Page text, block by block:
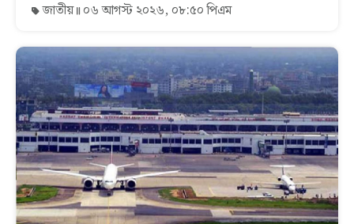
জাতীয় ০৬ আগস্ট ২০২৬, ০৮:৫০ পিএম